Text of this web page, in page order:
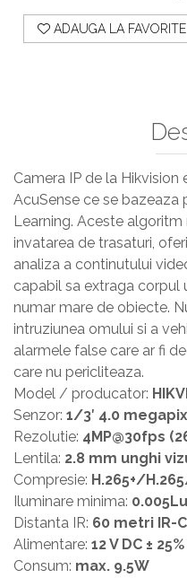
ADAUGA LA FAVORITE
Camera IP de la
AcuSense ce se bazeaza
Learning. Aceste
invatarea de trasaturi,
analiza a continutului
capabil sa extraga corpul
numar mare de obiecte.
intruziunea omului si a
alarmele false care ar fi
care nu pericliteaza.
Model / producator:
Senzor: 1/3′ 4.0
Rezolutie: 4MP@30fps
Lentila: 2.8 mm unghi
Compresie: H.265+/
Iluminare minima:
Distanta IR: 60 metri IR-
Alimentare: 12 V DC ±
Consum: max. 9.5W